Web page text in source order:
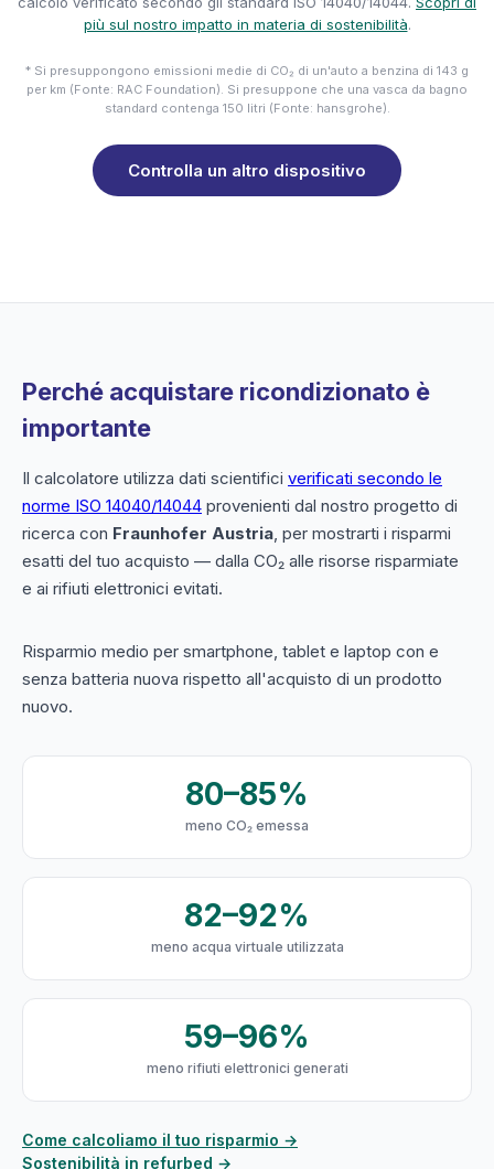
più sul nostro impatto in materia di sostenibilità.
* Si presuppongono emissioni medie di CO₂ di un'auto a benzina di 143 g
per km (Fonte: RAC Foundation). Si presuppone che una vasca da bagno
standard contenga 150 litri (Fonte: hansgrohe).
Controlla un altro dispositivo
Perché acquistare ricondizionato è
importante
Il calcolatore utilizza dati scientifici verificati secondo le
norme ISO 14040/14044 provenienti dal nostro progetto di
ricerca con Fraunhofer Austria, per mostrarti i risparmi
esatti del tuo acquisto — dalla CO₂ alle risorse risparmiate
e ai rifiuti elettronici evitati.
Risparmio medio per smartphone, tablet e laptop con e
senza batteria nuova rispetto all'acquisto di un prodotto
nuovo.
80–85%
meno CO₂ emessa
82–92%
meno acqua virtuale utilizzata
59–96%
meno rifiuti elettronici generati
Come calcoliamo il tuo risparmio →
Sostenibilità in refurbed →